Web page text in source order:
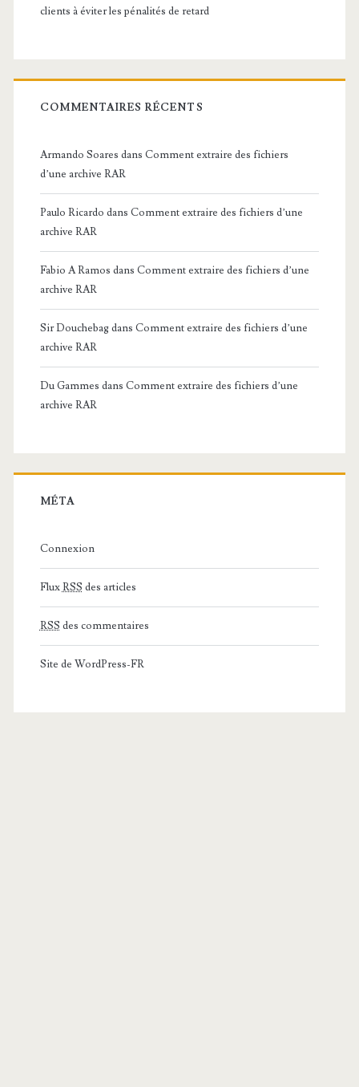
clients à éviter les pénalités de retard
COMMENTAIRES RÉCENTS
Armando Soares dans Comment extraire des fichiers
d’une archive RAR
Paulo Ricardo dans Comment extraire des fichiers d’une
archive RAR
Fabio A Ramos dans Comment extraire des fichiers d’une
archive RAR
Sir Douchebagdans Comment extraire des fichiers d’une
archive RAR
Du Gammes dans Comment extraire des fichiers d’une
archive RAR
MÉTA
Connexion
FluxRSS des articles
RSS des commentaires
Site de WordPress-FR